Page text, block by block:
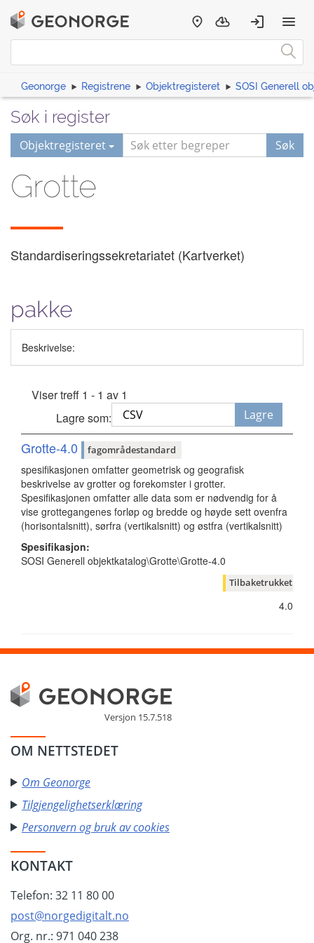
Geonorge Registrene Objektregisteret SOSI Generell
Søk i register
Objektregisteret Søk
Grotte
Standardiseringssekretariatet (Kartverket)
pakke
Beskrivelse:
Viser treff 1 - 1 av 1
Lagre som:
Lagre
Grotte-4.0 fagområdestandard
spesifikasjonen omfatter geometrisk og geografisk
beskrivelse av grotter og forekomster i grotter.
Spesifikasjonen omfatter alle data som er nødvendig for å
vise grottegangenes forløp og bredde og høyde sett ovenfra
(horisontalsnitt), sørfra (vertikalsnitt) og østfra (vertikalsnitt)
Spesifikasjon:
SOSI Generell objektkatalog\Grotte\Grotte-4.0
Tilbaketrukket
4.0